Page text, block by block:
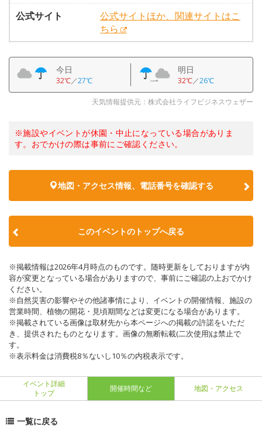
公式サイト
公式サイトほか、関連サイトはこ
ちら
今日
32℃／27℃
明日
32℃／26℃
天気情報提供元：株式会社ライフビジネスウェザー
※施設やイベントが休園・中止になっている場合がありま
す。おでかけの際は事前にご確認ください。
地図・アクセス情報、電話番号を確認する
このイベントのトップへ戻る
※掲載情報は2026年4月時点のものです。随時更新をしておりますが内
容が変更となっている場合がありますので、事前にご確認の上おでかけ
ください。
※自然災害の影響やその他諸事情により、イベントの開催情報、施設の
営業時間、植物の開花・見頃期間などは変更になる場合があります。
※掲載されている画像は取材先から本ページへの掲載の許諾をいただ
き、提供されたものとなります。画像の無断転載(二次使用)は禁止で
す。
※表示料金は消費税8％ないし10％の内税表示です。
イベント詳細
トップ
開催時間など 地図・アクセス
一覧に戻る